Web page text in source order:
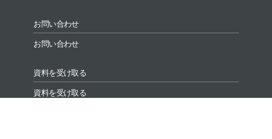
お問い合わせ
お問い合わせ
資料を受け取る
資料を受け取る